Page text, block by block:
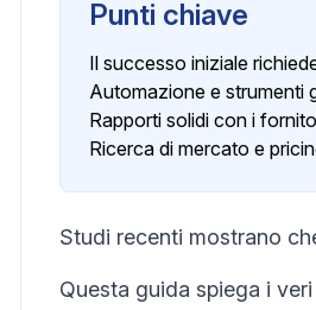
Punti chiave
Il successo iniziale
Automazione e strumenti
Rapporti solidi con i
Ricerca di mercato e
Studi recenti mostrano
Questa guida spiega i